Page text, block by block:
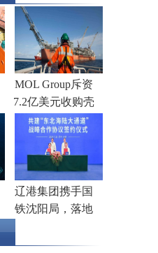
MOL Group斥资
7.2亿美元收购壳
牌旗下塞浦路斯
子公司
辽港集团携手国
铁沈阳局，落地
目